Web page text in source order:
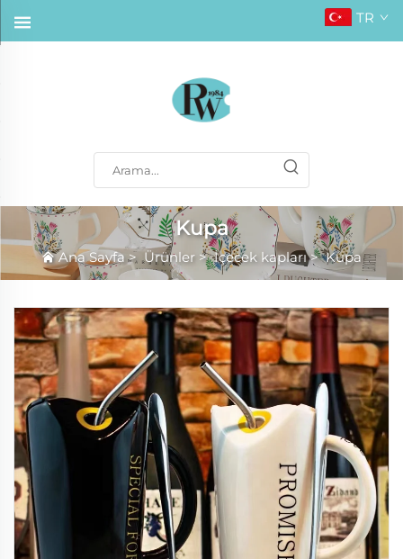
TR
Kupa
Ana Sayfa >Ürünler >İçecek kapları>Kupa